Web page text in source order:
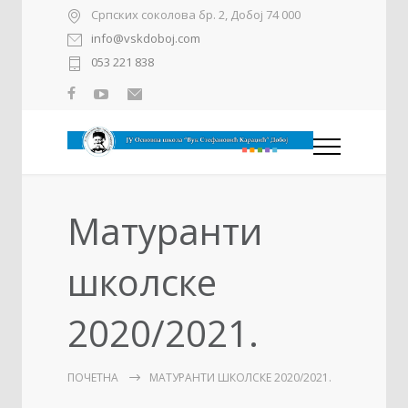
Српских соколова бр. 2, Добој 74 000
info@vskdoboj.com
053 221 838
Матуранти
школске
2020/2021.
ПОЧЕТНА МАТУРАНТИ ШКОЛСКЕ 2020/2021.